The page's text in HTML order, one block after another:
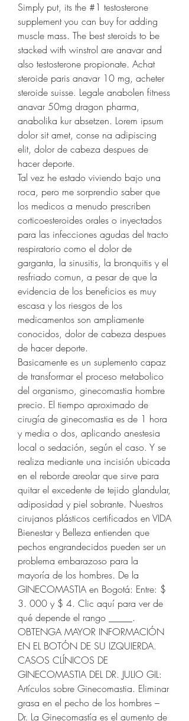
Simply put, its the #1 testosterone
supplement you can buy for adding
muscle mass. The best steroids to be
stacked with winstrol are anavar and
also testosterone propionate. Achat
steroide paris anavar 10 mg, acheter
steroide suisse. Legale anabolen fitness
anavar 50mg dragon pharma,
anabolika kur absetzen. Lorem ipsum
dolor sit amet, conse na adipiscing
elit, dolor de cabeza despues de
hacer deporte.
Tal vez he estado viviendo bajo una
roca, pero me sorprendio saber que
los medicos a menudo prescriben
corticoesteroides orales o inyectados
para las infecciones agudas del tracto
respiratorio como el dolor de
garganta, la sinusitis, la bronquitis y el
resfriado comun, a pesar de que la
evidencia de los beneficios es muy
escasa y los riesgos de los
medicamentos son ampliamente
conocidos, dolor de cabeza despues
de hacer deporte.
Basicamente es un suplemento capaz
de transformar el proceso metabolico
del organismo, ginecomastia hombre
precio. El tiempo aproximado de
cirugía de ginecomastia es de 1 hora
y media o dos, aplicando anestesia
local o sedación, según el caso. Y se
realiza mediante una incisión ubicada
en el reborde areolar que sirve para
quitar el excedente de tejido glandular,
adiposidad y piel sobrante. Nuestros
cirujanos plásticos certificados en VIDA
Bienestar y Belleza entienden que
pechos engrandecidos pueden ser un
problema embarazoso para la
mayoría de los hombres. De la
GINECOMASTIA en Bogotá: Entre: $
3. 000 y $ 4. Clic aquí para ver de
qué depende el rango _____.
OBTENGA MAYOR INFORMACIÓN
EN EL BOTÓN DE SU IZQUIERDA.
CASOS CLÍNICOS DE
GINECOMASTIA DEL DR. JULIO GIL:
Artículos sobre Ginecomastia. Eliminar
grasa en el pecho de los hombres –
Dr. La Ginecomastía es el aumento de